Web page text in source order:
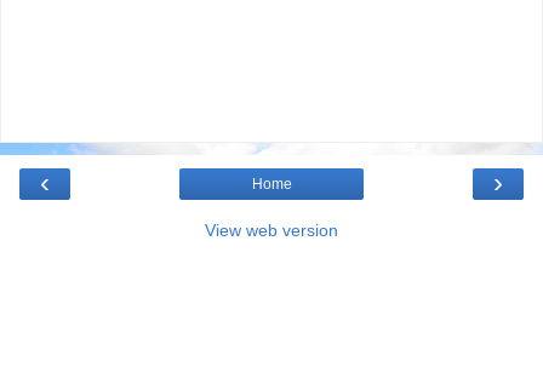
‹ ›
Home
View web version